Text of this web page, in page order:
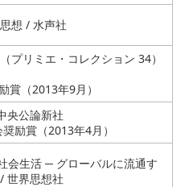
想 / 水声社
プリミエ・コレクション 34）
賞（2013年9月）
央公論新社
励賞（2013年4月）
会生活 ─ グローバルに流通す
世界思想社